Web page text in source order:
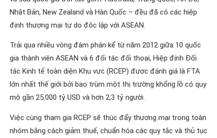
Nhật Bản, New Zealand và Hàn Quốc – đều đã có các hiệp
định thương mại tự do độc lập với ASEAN.
Trải qua nhiều vòng đàm phán kể từ năm 2012 giữa 10 quốc
gia thành viên ASEAN và 6 đối tác đối thoại, Hiệp định Đối
tác Kinh tế toàn diện Khu vực (RCEP) được đánh giá là FTA
lớn nhất thế giới bởi bao trùm một thị trường khổng lồ có quy
mô gần 25.000 tỷ USD và hơn 2,3 tỷ người.
Việc cùng tham gia RCEP sẽ thúc đẩy thương mại trong toàn
nhóm bằng cách giảm thuế, chuẩn hóa các quy tắc và thủ tục